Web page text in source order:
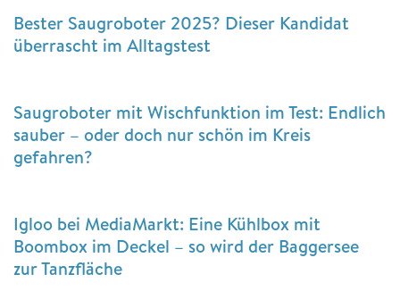
Bester Saugroboter 2025? Dieser Kandidat
überrascht im Alltagstest
Saugroboter mit Wischfunktion im Test: Endlich
sauber – oder doch nur schön im Kreis
gefahren?
Igloo bei MediaMarkt: Eine Kühlbox mit
Boombox im Deckel – so wird der Baggersee
zur Tanzfläche